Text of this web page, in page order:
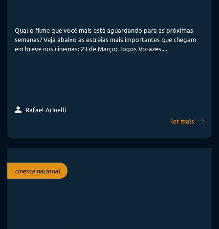
Qual o filme que você mais está aguardando para as próximas
semanas? Veja abaixo as estreias mais importantes que chegam
em breve nos cinemas: 23 de Março: Jogos Vorazes....
Rafael Arinelli
ler mais
cinema nacional